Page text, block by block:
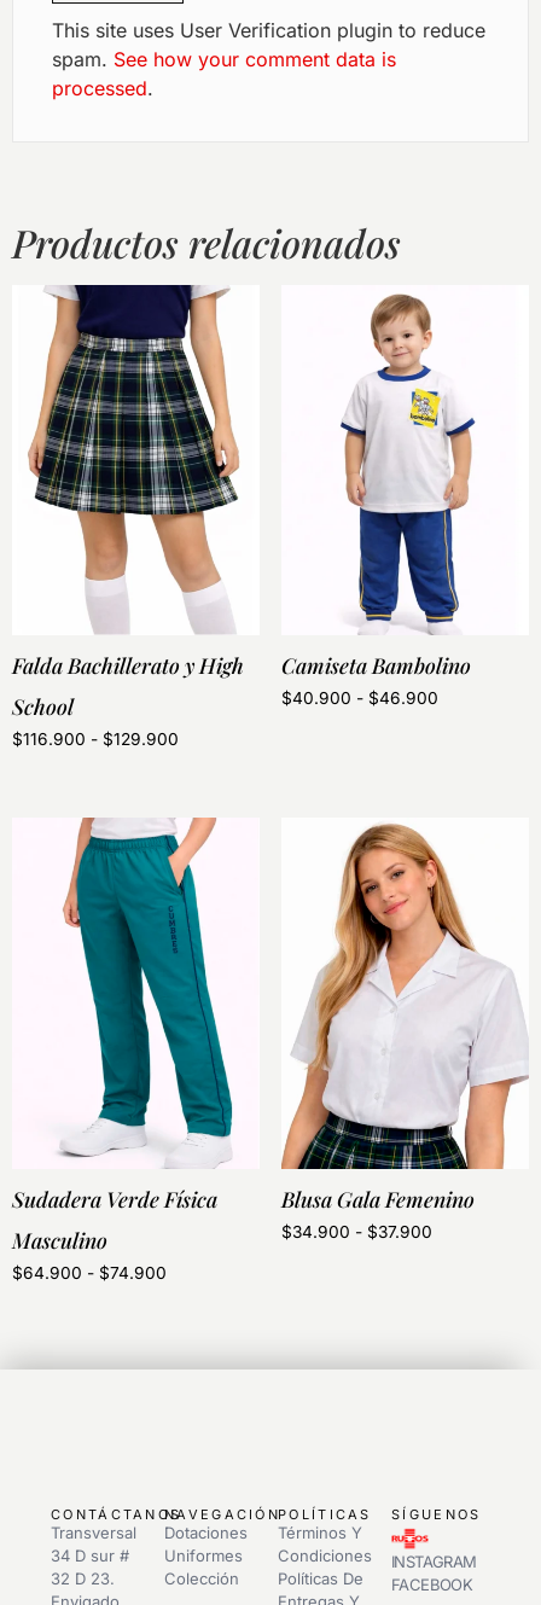
This site uses User Verification plugin to reduce
spam. See how your comment data is
processed.
Productos relacionados
Falda Bachillerato y High
School
$116.900 - $129.900
Camiseta Bambolino
$40.900 - $46.900
Sudadera Verde Física
Masculino
$64.900 - $74.900
Blusa Gala Femenino
$34.900 - $37.900
CONTÁCTANOS
Transversal
34 D sur #
32 D 23.
NAVEGACIÓN
Dotaciones
Uniformes
Colección
POLÍTICAS
Términos Y
Condiciones
Políticas De
SÍGUENOS
INSTAGRAM
FACEBOOK